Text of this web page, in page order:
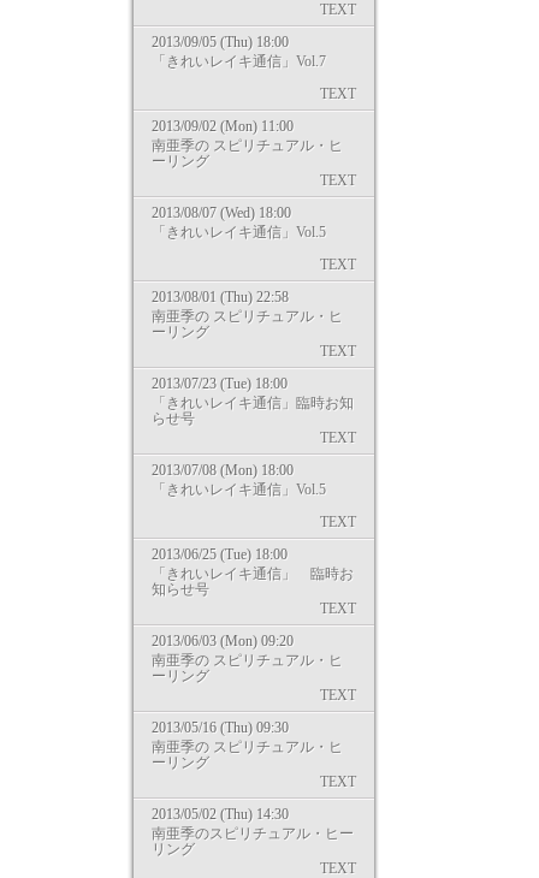
TEXT
2013/09/05 (Thu) 18:00
「きれいレイキ通信」Vol.7
TEXT
2013/09/02 (Mon) 11:00
南亜季の スピリチュアル・ヒ
ーリング
TEXT
2013/08/07 (Wed) 18:00
「きれいレイキ通信」Vol.5
TEXT
2013/08/01 (Thu) 22:58
南亜季の スピリチュアル・ヒ
ーリング
TEXT
2013/07/23 (Tue) 18:00
「きれいレイキ通信」臨時お知
らせ号
TEXT
2013/07/08 (Mon) 18:00
「きれいレイキ通信」Vol.5
TEXT
2013/06/25 (Tue) 18:00
「きれいレイキ通信」 臨時お
知らせ号
TEXT
2013/06/03 (Mon) 09:20
南亜季の スピリチュアル・ヒ
ーリング
TEXT
2013/05/16 (Thu) 09:30
南亜季の スピリチュアル・ヒ
ーリング
TEXT
2013/05/02 (Thu) 14:30
南亜季のスピリチュアル・ヒー
リング
TEXT